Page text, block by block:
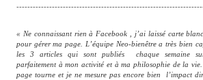
« Ne connaissant rien à Facebook , j’ai laissé carte
pour gérer ma page. L’équipe Neo-bienêtre a très bien
les 3 articles qui sont publiés chaque semaine sur
parfaitement à mon activité et à ma philosophie de la
page tourne et je ne mesure pas encore bien l’impact